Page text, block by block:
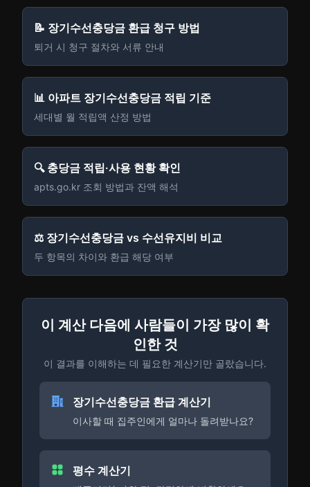
📝 장기수선충당금 환급 청구 방법
퇴거 시 청구 절차와 서류 안내
📊 아파트 장기수선충당금 적립 기준
세대별 월 적립액 산정 방법
🔍 충당금 적립·사용 현황 확인
apts.go.kr 조회 방법과 잔액 해석
⚖️ 장기수선충당금 vs 수선유지비 비교
두 항목의 차이와 환급 해당 여부
이 계산 다음에 사람들이 가장 많이 확
인한 것
이 결과를 이해하는 데 필요한 계산기만 골랐습니다.
장기수선충당금 환급 계산기
이사할 때 집주인에게 얼마나 돌려받나요?
평수 계산기